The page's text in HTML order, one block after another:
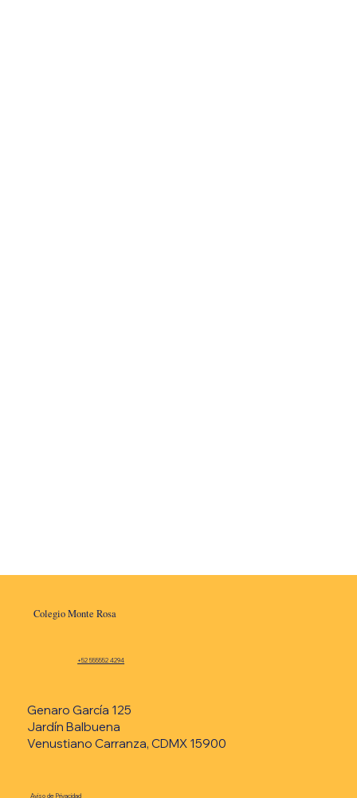
Colegio Monte Rosa
Aviso de Privacidad
+52 555552 4294
Genaro García 125
Jardín Balbuena
Venustiano Carranza, CDMX 15900